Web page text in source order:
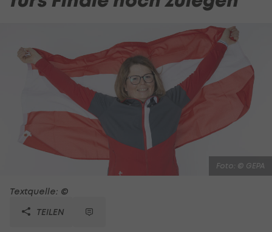
Foto: © GEPA
Textquelle: ©
TEILEN